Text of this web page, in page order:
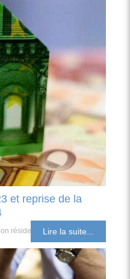
et reprise de la
résident Lire la suite...